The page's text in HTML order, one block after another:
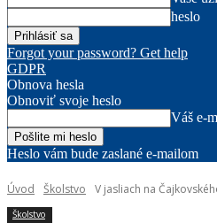
heslo
Forgot your password? Get help
GDPR
Obnova hesla
Obnoviť svoje heslo
Váš e-
Heslo vám bude zaslané e-mailom
Úvod Školstvo V jasliach na
Školstvo